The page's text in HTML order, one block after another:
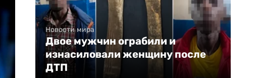
Новости мира
Двое мужчин ограбили и
изнасиловали женщину после
ДТП